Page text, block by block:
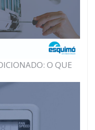
O QUE